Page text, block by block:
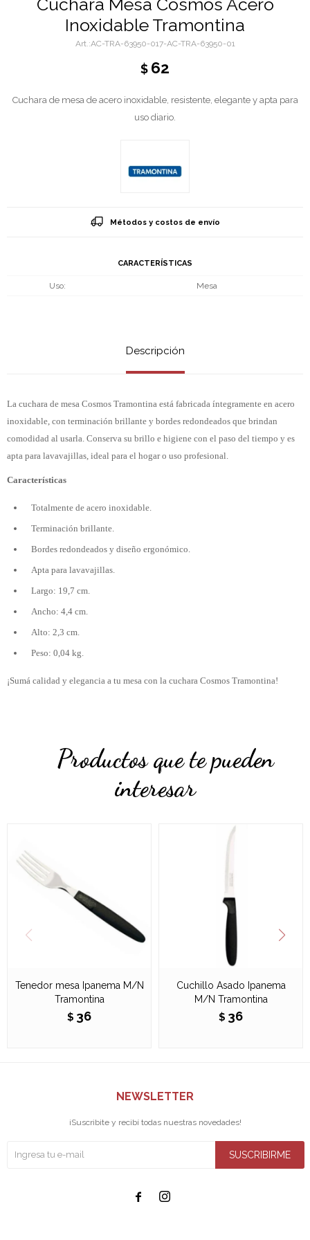
Cuchara Mesa Cosmos Acero
Inoxidable Tramontina
AC-TRA-63950-017-AC-TRA-63950-01
$ 62
Cuchara de mesa de acero inoxidable, resistente, elegante y apta para
uso diario.
Métodos y costos de envío
CARACTERÍSTICAS
Uso Mesa
Descripción
La cuchara de mesa Cosmos Tramontina está fabricada íntegramente en acero
inoxidable, con terminación brillante y bordes redondeados que brindan
comodidad al usarla. Conserva su brillo e higiene con el paso del tiempo y es
apta para lavavajillas, ideal para el hogar o uso profesional.
Características
Totalmente de acero inoxidable.
Terminación brillante.
Bordes redondeados y diseño ergonómico.
Apta para lavavajillas.
Largo: 19,7 cm.
Ancho: 4,4 cm.
Alto: 2,3 cm.
Peso: 0,04 kg.
¡Sumá calidad y elegancia a tu mesa con la cuchara Cosmos Tramontina!
Productos que te pueden
interesar
Tenedor mesa Ipanema M/N
Tramontina
$ 36
Cuchillo Asado Ipanema
M/N Tramontina
$ 36
NEWSLETTER
¡Suscribite y recibí todas nuestras novedades!
SUSCRIBIRME
 